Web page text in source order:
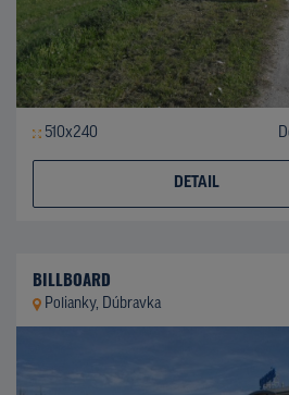
510x240
DETAIL
BILLBOARD
Polianky, Dúbravka